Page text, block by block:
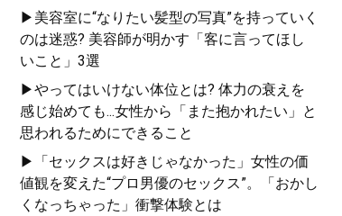
▶美容室に“なりたい髪型の写真”を持っていく
のは迷惑? 美容師が明かす「客に言ってほし
いこと」3選
▶やってはいけない体位とは? 体力の衰えを
感じ始めても...女性から「また抱かれたい」と
思われるためにできること
▶「セックスは好きじゃなかった」女性の価
値観を変えた“プロ男優のセックス”。「おかし
くなっちゃった」衝撃体験とは